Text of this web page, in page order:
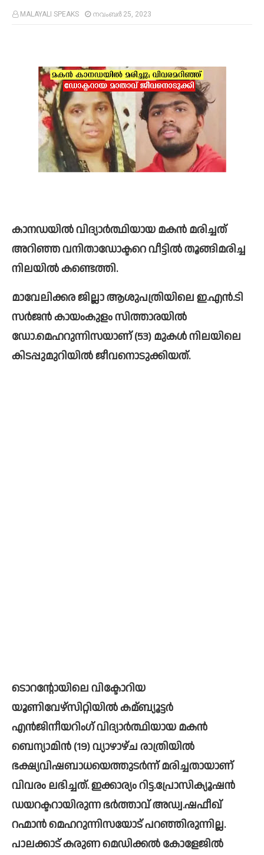
MALAYALI SPEAKS നവംബർ 25, 2023
കാനഡയില്‍ വിദ്യാര്‍ത്ഥിയായ മകൻ മരിച്ചത്
അറിഞ്ഞ വനിതാഡോക്ടറെ വീട്ടില്‍ തൂങ്ങിമരിച്ച
നിലയില്‍ കണ്ടെത്തി.
മാവേലിക്കര ജില്ലാ ആശുപത്രിയിലെ ഇ.എൻ.ടി
സര്‍ജൻ കായംകുളം സിത്താരയില്‍
ഡോ.മെഹറുന്നിസയാണ് (53) മുകള്‍ നിലയിലെ
കിടപ്പുമുറിയില്‍ ജീവനൊടുക്കിയത്.
ടൊറന്റോയിലെ വിക്ടോറിയ
യൂണിവേഴ്സിറ്റിയില്‍ കമ്ബ്യൂട്ടര്‍
എൻജിനീയറിംഗ് വിദ്യാര്‍ത്ഥിയായ മകൻ
ബെന്യാമിൻ (19) വ്യാഴാഴ്ച രാത്രിയില്‍
ഭക്ഷ്യവിഷബാധയെത്തുടര്‍ന്ന് മരിച്ചതായാണ്
വിവരം ലഭിച്ചത്. ഇക്കാര്യം റിട്ട.പ്രോസിക്യൂഷൻ
ഡയറക്ടറായിരുന്ന ഭര്‍ത്താവ് അഡ്വ.ഷഫീഖ്
റഹ്മാൻ മെഹറുന്നിസയോട് പറഞ്ഞിരുന്നില്ല.
പാലക്കാട് കരുണ മെഡിക്കല്‍ കോളേജില്‍